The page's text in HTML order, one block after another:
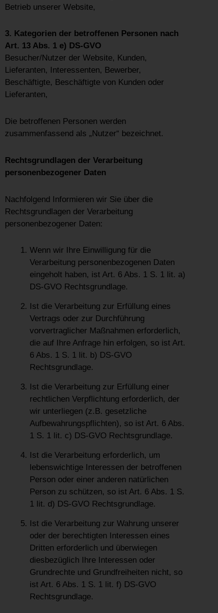
Betrieb unserer Website,
3. Kategorien der betroffenen Personen nach
Art. 13 Abs. 1 e) DS-GVO
Besucher/Nutzer der Website, Kunden,
Lieferanten, Interessenten, Bewerber,
Beschäftigte, Beschäftigte von Kunden oder
Lieferanten,
Die betroffenen Personen werden
zusammenfassend als „Nutzer“ bezeichnet.
Rechtsgrundlagen der Verarbeitung
personenbezogener Daten
Nachfolgend Informieren wir Sie über die
Rechtsgrundlagen der Verarbeitung
personenbezogener Daten:
Wenn wir Ihre Einwilligung für die
Verarbeitung personenbezogenen Daten
eingeholt haben, ist Art. 6 Abs. 1 S. 1 lit. a)
DS-GVO Rechtsgrundlage.
Ist die Verarbeitung zur Erfüllung eines
Vertrags oder zur Durchführung
vorvertraglicher Maßnahmen erforderlich,
die auf Ihre Anfrage hin erfolgen, so ist Art.
6 Abs. 1 S. 1 lit. b) DS-GVO
Rechtsgrundlage.
Ist die Verarbeitung zur Erfüllung einer
rechtlichen Verpflichtung erforderlich, der
wir unterliegen (z.B. gesetzliche
Aufbewahrungspflichten), so ist Art. 6 Abs.
1 S. 1 lit. c) DS-GVO Rechtsgrundlage.
Ist die Verarbeitung erforderlich, um
lebenswichtige Interessen der betroffenen
Person oder einer anderen natürlichen
Person zu schützen, so ist Art. 6 Abs. 1 S.
1 lit. d) DS-GVO Rechtsgrundlage.
Ist die Verarbeitung zur Wahrung unserer
oder der berechtigten Interessen eines
Dritten erforderlich und überwiegen
diesbezüglich Ihre Interessen oder
Grundrechte und Grundfreiheiten nicht, so
ist Art. 6 Abs. 1 S. 1 lit. f) DS-GVO
Rechtsgrundlage.